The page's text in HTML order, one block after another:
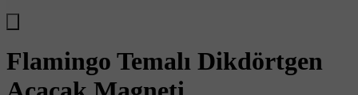
Flamingo Temalı Dikdörtgen